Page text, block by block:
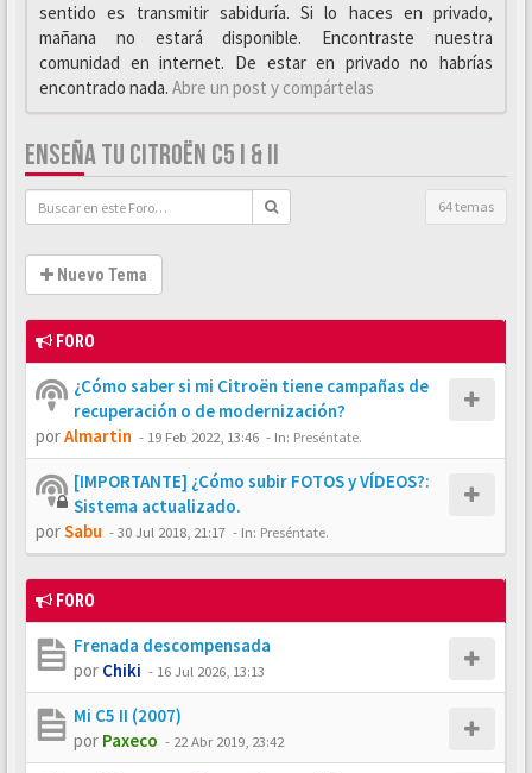
sentido es transmitir sabiduría. Si lo haces en privado,
mañana no estará disponible. Encontraste nuestra
comunidad en internet. De estar en privado no habrías
encontrado nada. Abre un post y compártelas
ENSEÑA TU CITROËN C5 I & II
64 temas
Nuevo Tema
FORO
¿Cómo saber si mi Citroën tiene campañas de
recuperación o de modernización?
porAlmartin - 19 Feb 2022, 13:46 - In: Preséntate.
[IMPORTANTE] ¿Cómo subir FOTOS y VÍDEOS?:
Sistema actualizado.
porSabu -30 Jul 2018, 21:17 - In: Preséntate.
FORO
Frenada descompensada
por Chiki - 16 Jul 2026, 13:13
Mi C5 II (2007)
por Paxeco - 22 Abr 2019, 23:42